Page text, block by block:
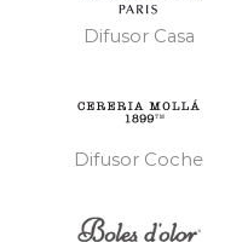
Difusor Casa
Difusor Coche